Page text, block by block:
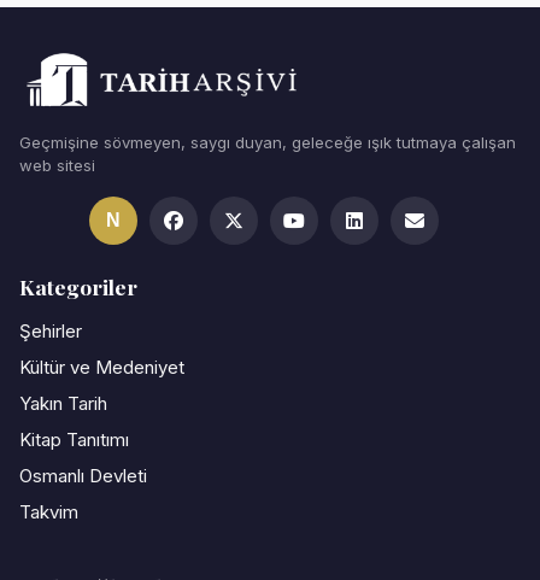
Geçmişine sövmeyen, saygı duyan, geleceğe ışık tutmaya çalışan
web sitesi
N
Kategoriler
Şehirler
Kültür ve Medeniyet
Yakın Tarih
Kitap Tanıtımı
Osmanlı Devleti
Takvim